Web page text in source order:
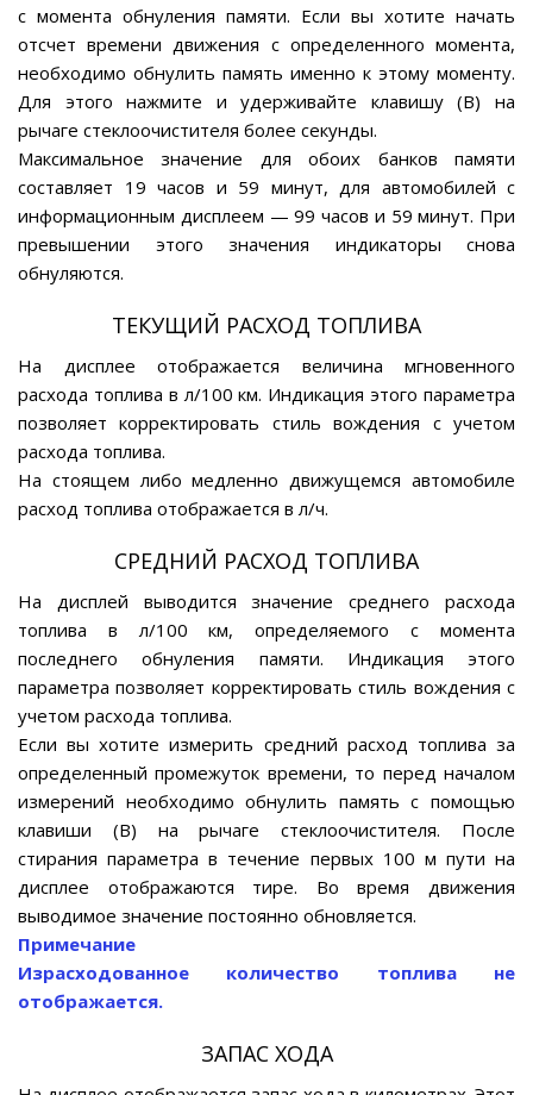
с момента обнуления памяти. Если вы хотите начать
отсчет времени движения с определенного момента,
необходимо обнулить память именно к этому моменту.
Для этого нажмите и удерживайте клавишу (В) на
рычаге стеклоочистителя более секунды.
Максимальное значение для обоих банков памяти
составляет 19 часов и 59 минут, для автомобилей с
информационным дисплеем — 99 часов и 59 минут. При
превышении этого значения индикаторы снова
обнуляются.
ТЕКУЩИЙ РАСХОД ТОПЛИВА
На дисплее отображается величина мгновенного
расхода топлива в л/100 км. Индикация этого параметра
позволяет корректировать стиль вождения с учетом
расхода топлива.
На стоящем либо медленно движущемся автомобиле
расход топлива отображается в л/ч.
СРЕДНИЙ РАСХОД ТОПЛИВА
На дисплей выводится значение среднего расхода
топлива в л/100 км, определяемого с момента
последнего обнуления памяти. Индикация этого
параметра позволяет корректировать стиль вождения с
учетом расхода топлива.
Если вы хотите измерить средний расход топлива за
определенный промежуток времени, то перед началом
измерений необходимо обнулить память с помощью
клавиши (В) на рычаге стеклоочистителя. После
стирания параметра в течение первых 100 м пути на
дисплее отображаются тире. Во время движения
выводимое значение постоянно обновляется.
Примечание
Израсходованное количество топлива не
отображается.
ЗАПАС ХОДА